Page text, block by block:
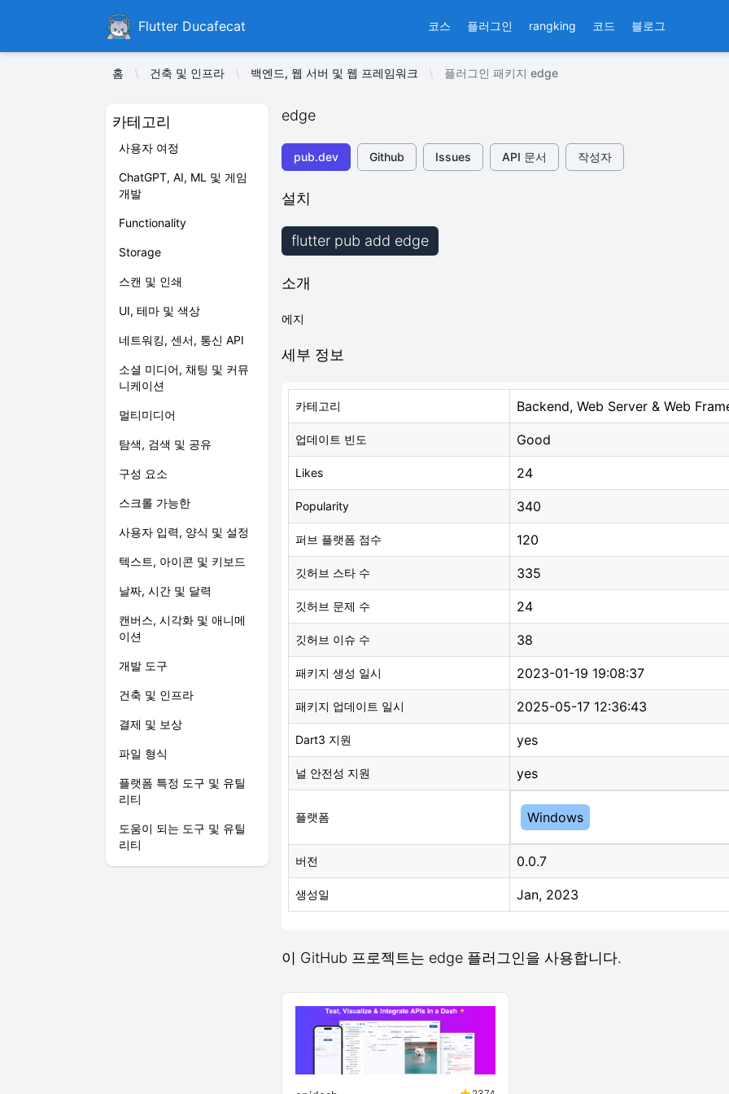
DucafecatFlutter Ducafecat 코스 플러그인 rangking 코드 블로그
홈 건축 및 인프라 백엔드, 웹 서버 및 웹 프레임워크 플러그인 패키지 edge
카테고리
사용자 여정
ChatGPT, AI, ML 및 게임
개발
Functionality
Storage
스캔 및 인쇄
UI, 테마 및 색상
네트워킹, 센서, 통신 API
소셜 미디어, 채팅 및 커뮤
니케이션
멀티미디어
탐색, 검색 및 공유
구성 요소
스크롤 가능한
사용자 입력, 양식 및 설정
텍스트, 아이콘 및 키보드
날짜, 시간 및 달력
캔버스, 시각화 및 애니메
이션
개발 도구
건축 및 인프라
결제 및 보상
파일 형식
플랫폼 특정 도구 및 유틸
리티
도움이 되는 도구 및 유틸
리티
edge
pub.dev Github Issues API 문서 작성자
설치
flutter pub add edge
소개
에지
세부 정보
카테고리 Backend, Web Server & Web
업데이트 빈도 Good
Likes 24
Popularity 340
퍼브 플랫폼 점수 120
깃허브 스타 수 335
깃허브 문제 수 24
깃허브 이슈 수 38
패키지 생성 일시 2023-01-19 19:08:37
패키지 업데이트 일시 2025-05-17 12:36:43
Dart3 지원 yes
널 안전성 지원 yes
플랫폼 Windows
버전 0.0.7
생성일 Jan, 2023
이 GitHub 프로젝트는 edge 플러그인을 사용합니다.